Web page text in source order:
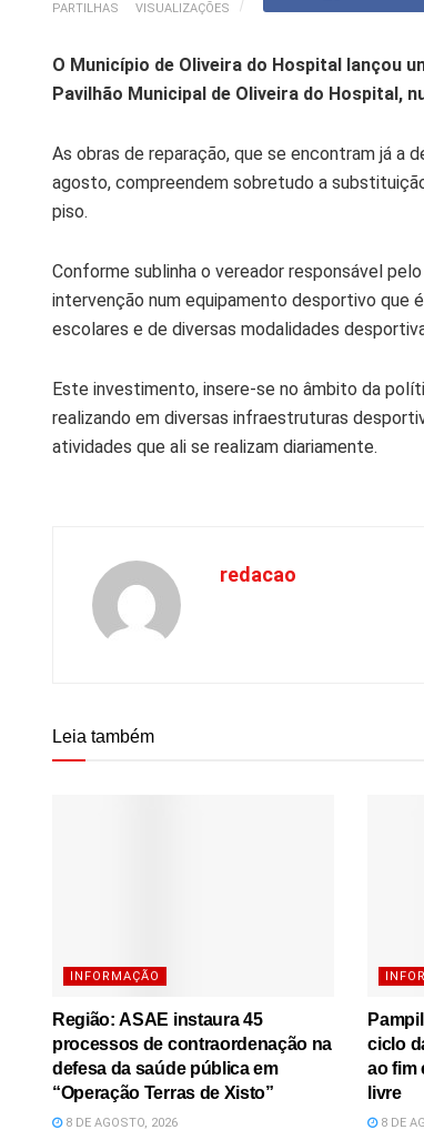
PARTILHAS VISUALIZAÇÕES
O Município de Oliveira do Hospital lançou
Pavilhão Municipal de Oliveira do Hospital,
As obras de reparação, que se encontram já a
agosto, compreendem sobretudo a
piso.
Conforme sublinha o vereador responsável
intervenção num equipamento desportivo que
escolares e de diversas modalidades
Este investimento, insere-se no âmbito da
realizando em diversas infraestruturas
atividades que ali se realizam diariamente.
redacao
Leia também
INFORMAÇÃO
Região: ASAE instaura 45
processos de contraordenação na
defesa da saúde pública em
“Operação Terras de Xisto”
8 DE AGOSTO, 2026
ciclo
ao fim
livre
8 DE